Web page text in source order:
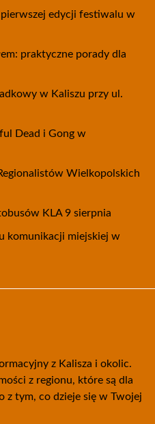
pierwszej edycji festiwalu w
praktyczne porady dla
w Kaliszu przy ul.
Dead i Gong w
Wielkopolskich
KLA 9 sierpnia
komunikacji miejskiej w
z Kalisza i okolic.
z regionu, które są dla
z tym, co dzieje się w Twojej